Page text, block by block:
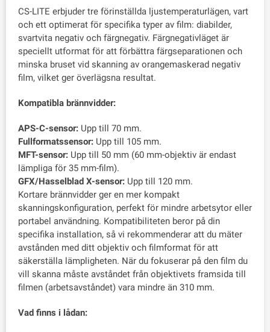
CS-LITE erbjuder tre förinställda ljustemperaturlägen, vart
och ett optimerat för specifika typer av film: diabilder,
svartvita negativ och färgnegativ. Färgnegativläget är
speciellt utformat för att förbättra färgseparationen och
minska bruset vid skanning av orangemaskerad negativ
film, vilket ger överlägsna resultat.
Kompatibla brännvidder:
APS-C-sensor: Upp till 70 mm.
Fullformatssensor: Upp till 105 mm.
MFT-sensor: Upp till 50 mm (60 mm-objektiv är endast
lämpliga för 35 mm-film).
GFX/Hasselblad X-sensor: Upp till 120 mm.
Kortare brännvidder ger en mer kompakt
skanningskonfiguration, perfekt för mindre arbetsytor eller
portabel användning. Kompatibiliteten beror på din
specifika installation, så vi rekommenderar att du mäter
avstånden med ditt objektiv och filmformat för att
säkerställa lämpligheten. När du fokuserar på den film du
vill skanna måste avståndet från objektivets framsida till
filmen (arbetsavståndet) vara mindre än 310 mm.
Vad finns i lådan: